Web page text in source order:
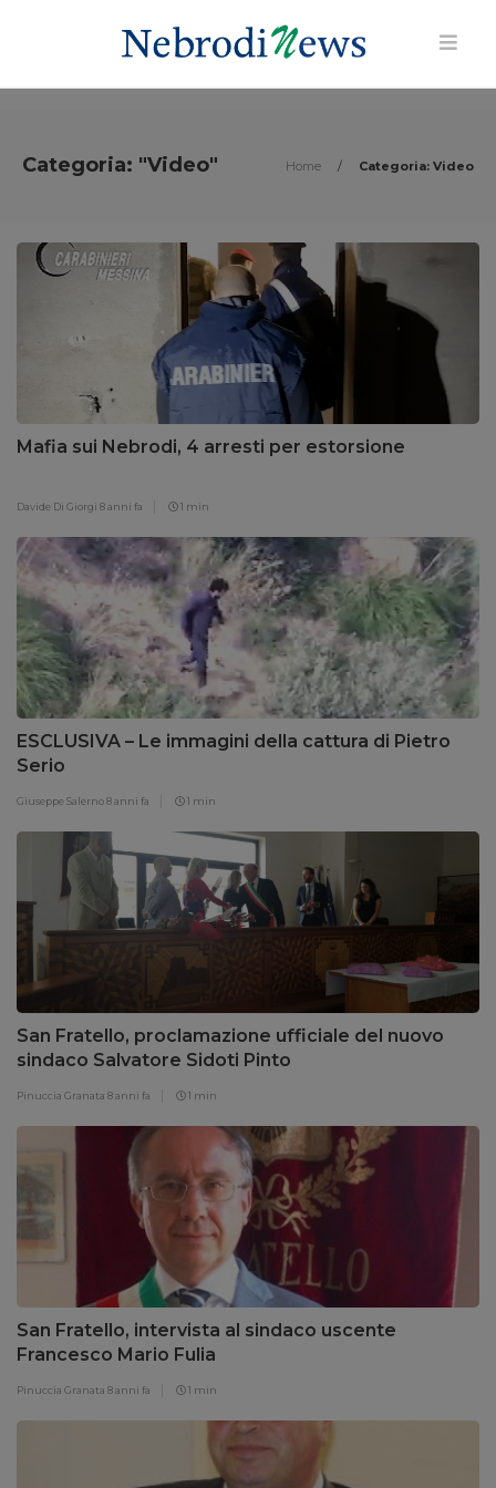
Categoria: "Video" Home / Categoria: Video
Mafia sui Nebrodi, 4 arresti per estorsione
Davide Di Giorgi 8 anni fa 1 min
ESCLUSIVA – Le immagini della cattura di Pietro
Serio
Giuseppe Salerno8 anni fa 1 min
San Fratello, proclamazione ufficiale del nuovo
sindaco Salvatore Sidoti Pinto
Pinuccia Granata 8 anni fa 1 min
San Fratello, intervista al sindaco uscente
Francesco Mario Fulia
Pinuccia Granata 8 anni fa 1 min